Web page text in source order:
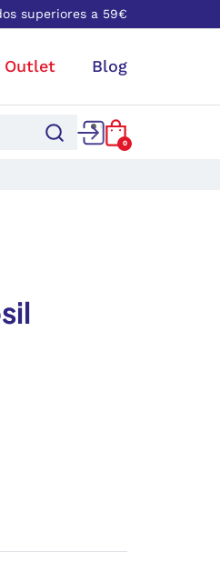
superiores a 59€
Outlet Blog
0